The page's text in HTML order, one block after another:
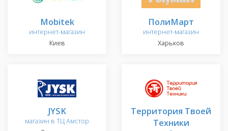
Mobitek
интернет-магазин
Киев
ПолиМарт
интернет-магазин
Харьков
JYSK
магазин в ТЦ Амстор
Территория Твоей
Техники